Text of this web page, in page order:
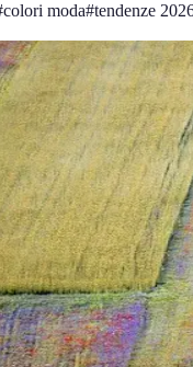
colori moda#tendenze